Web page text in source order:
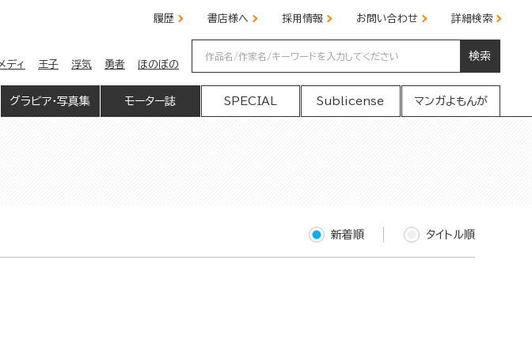
履歴 書店様へ 採用情報 お問い合わせ 詳細検索
ディ 王子 浮気 勇者 ほのぼの
検索
グラビア・写真集 モーター誌 SPECIAL Sublicense マンガよもんが
新着順 タイトル順